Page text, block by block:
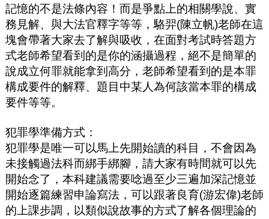
記憶的不是法條內容！而是爭點上的相關學說、實
務見解、與大法官釋字等等，駱羿(陳立帆)老師在這
塊會帶著大家去了解與吸收，在面對考試時答題方
式老師希望看到的是你的涵攝過程，絕不是簡單的
說成立何罪就能拿到高分，老師希望看到的是本罪
構成要件的解釋、題目中某人為何該當本罪的構成
要件等等。
犯罪學準備方式：
犯罪學是唯一可以馬上先開始讀的科目，不會因為
未接觸過法科而綁手綁腳，請大家有時間就可以先
開始念了，本科建議需要唸過至少三遍加深記憶並
開始逐篇練習申論寫法，可以跟著良育(游宏偉)老師
的上課步調，以類似說故事的方式了解各個理論的